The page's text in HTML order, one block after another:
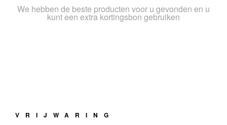
We hebben de beste producten voor u gevonden en u
kunt een extra kortingsbon gebruiken
VRIJWARING